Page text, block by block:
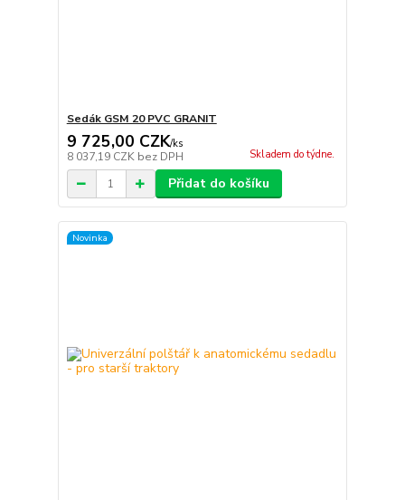
Sedák GSM 20 PVC GRANIT
9 725,00 CZK/ks
8 037,19 CZK bez DPH Skladem do týdne.
Přidat do košíku
Novinka